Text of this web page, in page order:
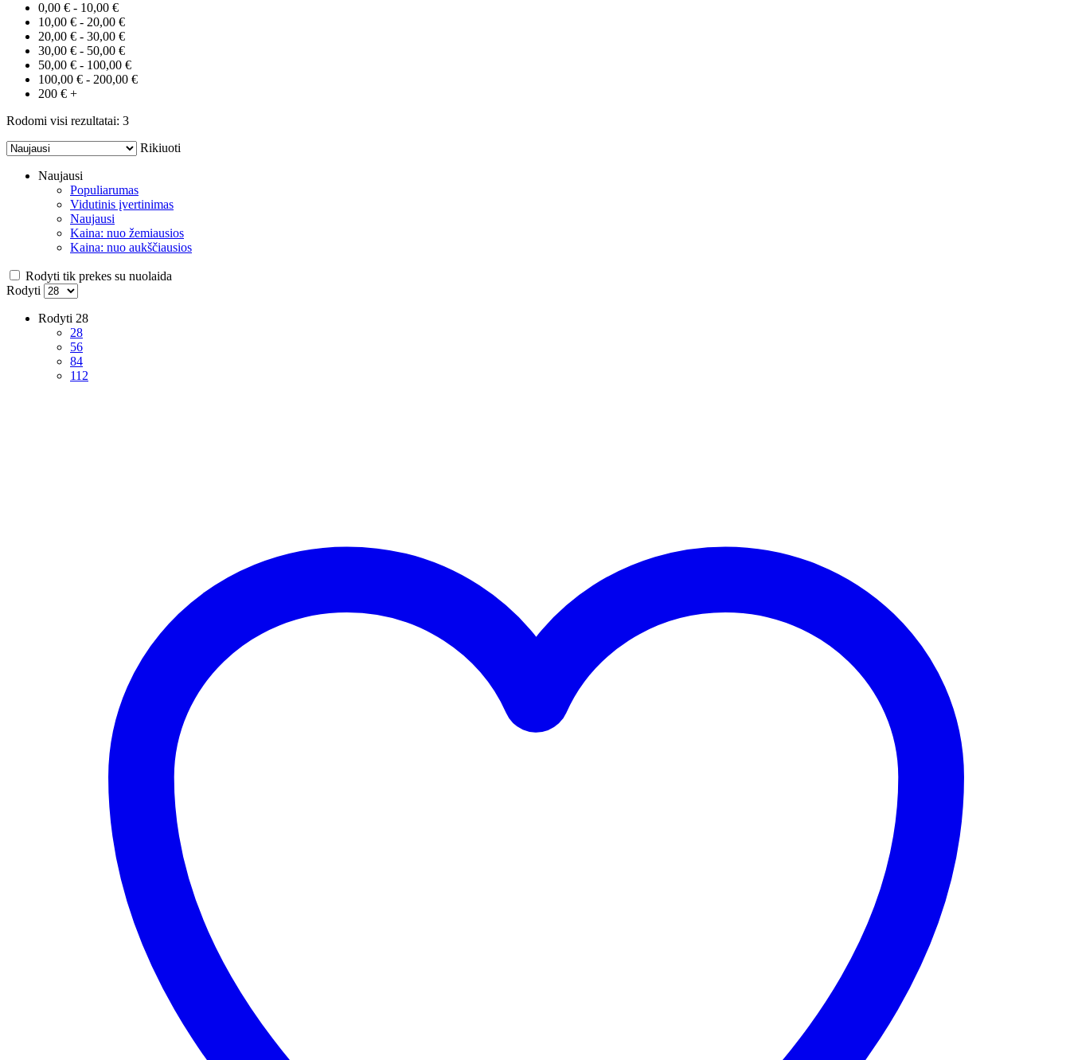
0,00 € - 10,00 €
10,00 € - 20,00 €
20,00 € - 30,00 €
30,00 € - 50,00 €
50,00 € - 100,00 €
100,00 € - 200,00 €
200 € +
Rodomi visi rezultatai: 3
Rikiuoti
Naujausi
Populiarumas
Vidutinis įvertinimas
Naujausi
Kaina: nuo žemiausios
Kaina: nuo aukščiausios
Rodyti tik prekes su nuolaida
Rodyti
Rodyti 28
28
56
84
112